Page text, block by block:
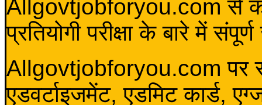
Allgovtjobforyou.com से कोई
प्रतियोगी परीक्षा के बारे में
Allgovtjobforyou.com पर
एडवर्टाइजमेंट, एडमिट कार्ड,